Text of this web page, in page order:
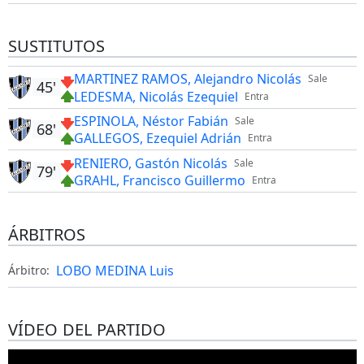
SUSTITUTOS
Sale
MARTINEZ RAMOS, Alejandro Nicolás
Entra
LEDESMA, Nicolás Ezequiel
45'
Sale
ESPINOLA, Néstor Fabián
Entra
GALLEGOS, Ezequiel Adrián
68'
Sale
RENIERO, Gastón Nicolás
Entra
GRAHL, Francisco Guillermo
79'
ÁRBITROS
Árbitro: LOBO MEDINA Luis
VÍDEO DEL PARTIDO